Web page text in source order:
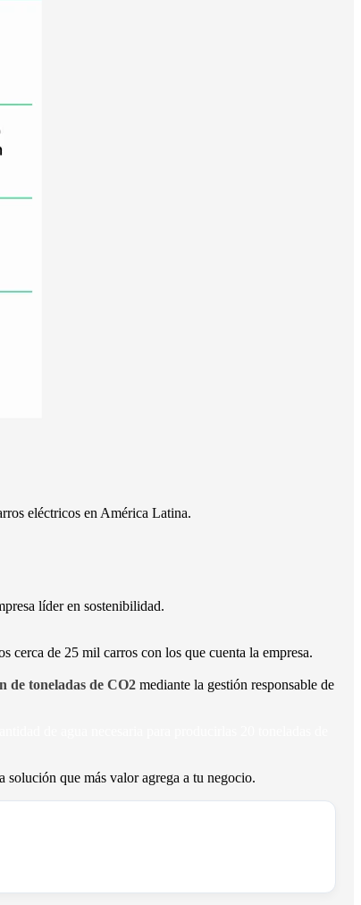
eléctricos en América Latina.
líder en sostenibilidad.
de 25 mil carros con los que cuenta la empresa.
de toneladas de CO2 mediante la gestión responsable de
solución que más valor agrega a tu negocio.